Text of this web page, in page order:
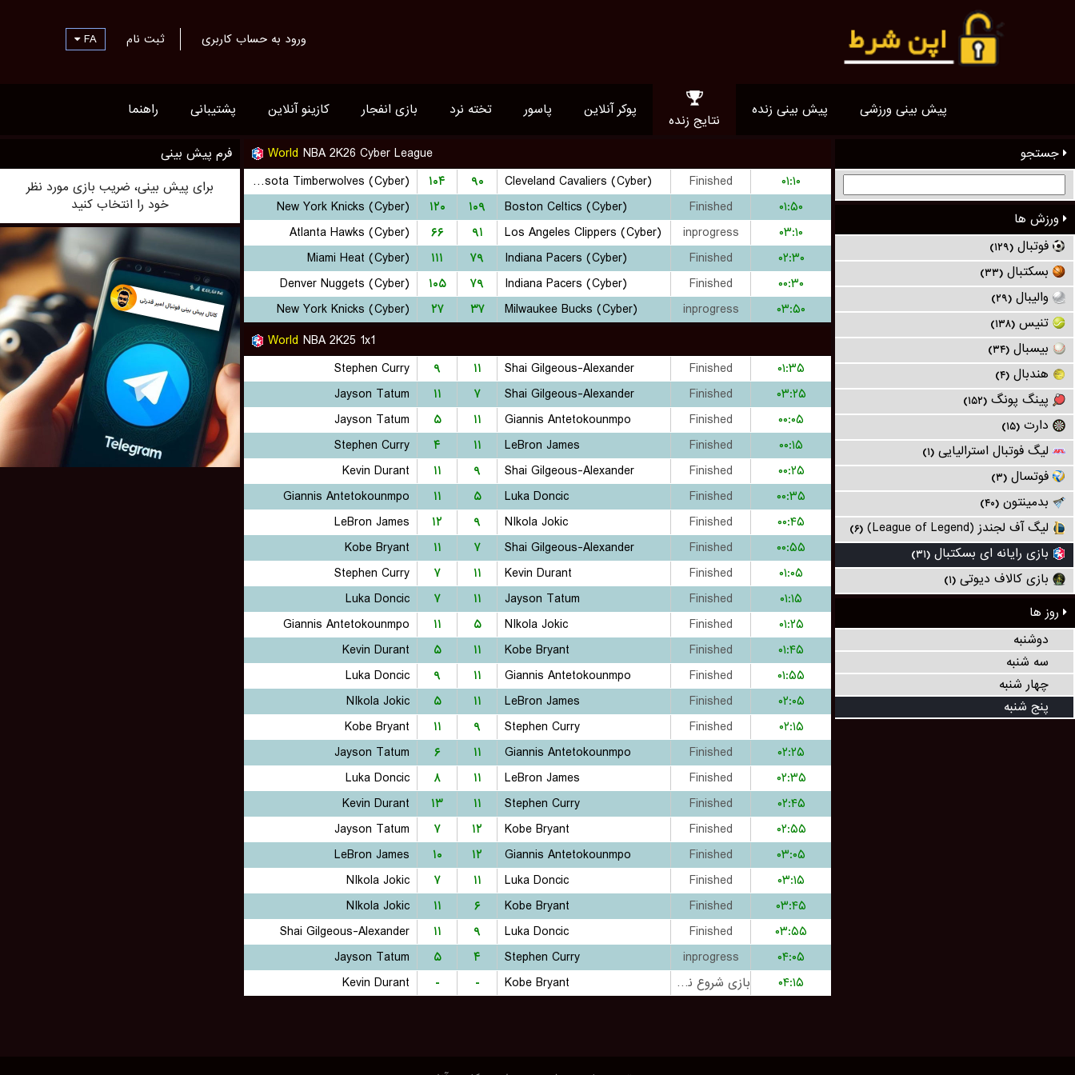
ورود به حساب کاربری ثبت نام FA
پیش بینی ورزشی پیش بینی زنده
نتایج زنده
پوکر آنلاین پاسور تخته نرد بازی انفجار کازینو آنلاین پشتیبانی راهنما
جستجو
ورزش ها
فوتبال (۱۲۹)
بسکتبال (۳۳)
والیبال (۲۹)
تنیس (۱۳۸)
بیسبال (۳۴)
هندبال (۴)
پینگ پونگ (۱۵۲)
دارت (۱۵)
لیگ فوتبال استرالیایی (۱)
فوتسال (۳)
بدمینتون (۴۰)
لیگ آف لجندز (League of Legend) (۶)
بازی رایانه ای بسکتبال (۳۱)
بازی کالاف دیوتی (۱)
روز ها
دوشنبه
سه شنبه
چهار شنبه
پنج شنبه
World NBA 2K26 Cyber League
Minnesota Timberwolves (Cyber)
۱۰۴ ۹۰ Cleveland Cavaliers (Cyber) Finished
۰۱:۱۰
New York Knicks (Cyber)
۱۲۰ ۱۰۹ Boston Celtics (Cyber) Finished
۰۱:۵۰
Atlanta Hawks (Cyber)
۶۶ ۹۱ Los Angeles Clippers (Cyber) inprogress
۰۳:۱۰
Miami Heat (Cyber)
۱۱۱ ۷۹ Indiana Pacers (Cyber) Finished
۰۲:۳۰
Denver Nuggets (Cyber)
۱۰۵ ۷۹ Indiana Pacers (Cyber) Finished
۰۰:۳۰
New York Knicks (Cyber)
۲۷ ۳۷ Milwaukee Bucks (Cyber) inprogress
۰۳:۵۰
World NBA 2K25 1x1
Stephen Curry
۹ ۱۱ Shai Gilgeous-Alexander Finished
۰۱:۳۵
Jayson Tatum
۱۱ ۷ Shai Gilgeous-Alexander Finished
۰۳:۲۵
Jayson Tatum
۵ ۱۱ Giannis Antetokounmpo Finished
۰۰:۰۵
Stephen Curry
۴ ۱۱ LeBron James Finished
۰۰:۱۵
Kevin Durant
۱۱ ۹ Shai Gilgeous-Alexander Finished
۰۰:۲۵
Giannis Antetokounmpo
۱۱ ۵ Luka Doncic Finished
۰۰:۳۵
LeBron James
۱۲ ۹ NIkola Jokic Finished
۰۰:۴۵
Kobe Bryant
۱۱ ۷ Shai Gilgeous-Alexander Finished
۰۰:۵۵
Stephen Curry
۷ ۱۱ Kevin Durant Finished
۰۱:۰۵
Luka Doncic
۷ ۱۱ Jayson Tatum Finished
۰۱:۱۵
Giannis Antetokounmpo
۱۱ ۵ NIkola Jokic Finished
۰۱:۲۵
Kevin Durant
۵ ۱۱ Kobe Bryant Finished
۰۱:۴۵
Luka Doncic
۹ ۱۱ Giannis Antetokounmpo Finished
۰۱:۵۵
NIkola Jokic
۵ ۱۱ LeBron James Finished
۰۲:۰۵
Kobe Bryant
۱۱ ۹ Stephen Curry Finished
۰۲:۱۵
Jayson Tatum
۶ ۱۱ Giannis Antetokounmpo Finished
۰۲:۲۵
Luka Doncic
۸ ۱۱ LeBron James Finished
۰۲:۳۵
Kevin Durant
۱۳ ۱۱ Stephen Curry Finished
۰۲:۴۵
Jayson Tatum
۷ ۱۲ Kobe Bryant Finished
۰۲:۵۵
LeBron James
۱۰ ۱۲ Giannis Antetokounmpo Finished
۰۳:۰۵
NIkola Jokic
۷ ۱۱ Luka Doncic Finished
۰۳:۱۵
NIkola Jokic
۱۱ ۶ Kobe Bryant Finished
۰۳:۴۵
Shai Gilgeous-Alexander
۱۱ ۹ Luka Doncic Finished
۰۳:۵۵
Jayson Tatum
۵ ۴ Stephen Curry inprogress
۰۴:۰۵
Kevin Durant
- - Kobe Bryant بازی شروع نشده است ۰۴:۱۵
فرم پیش بینی
برای پیش بینی، ضریب بازی مورد نظر
خود را انتخاب کنید